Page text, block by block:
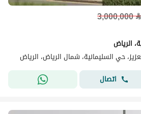
⃁
3,000,000
الرياض
حي السليمانية، شمال الرياض، الرياض
اتصال